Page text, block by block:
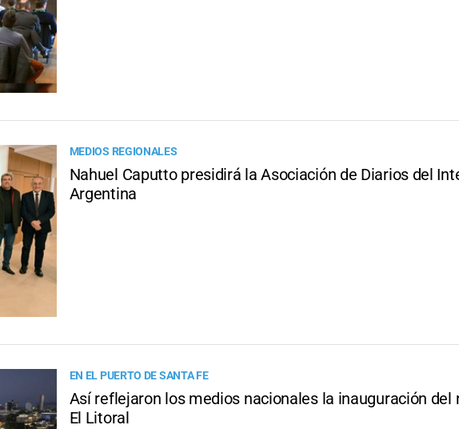
MEDIOS REGIONALES
Nahuel Caputto presidirá la Asociación de Diarios del
Argentina
EN EL PUERTO DE SANTA FE
Así reflejaron los medios nacionales la inauguración del
El Litoral